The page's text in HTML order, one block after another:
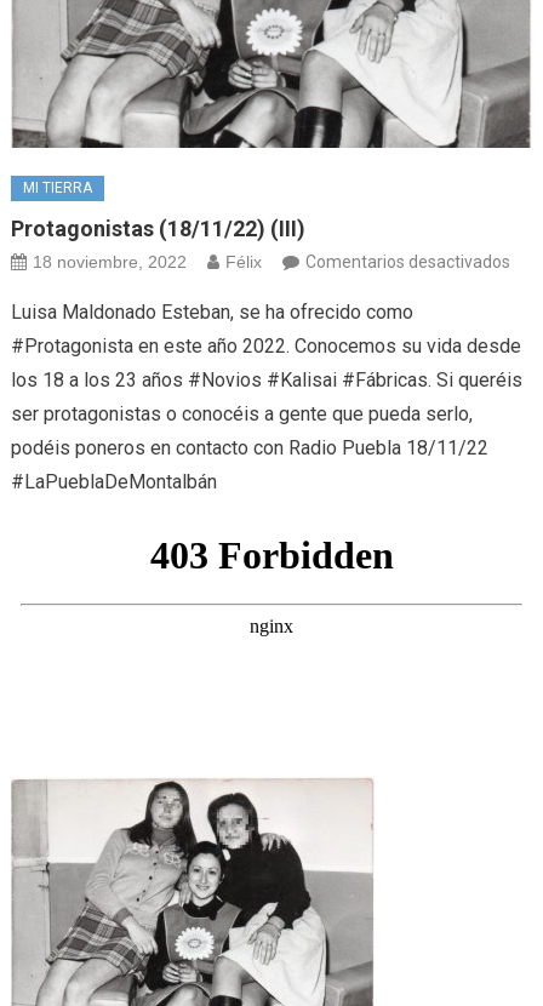
MI TIERRA
Protagonistas (18/11/22) (III)
18 noviembre, 2022 Félix Comentarios desactivadosen
(III)
Luisa Maldonado Esteban, se ha ofrecido como
#Protagonista en este año 2022. Conocemos su vida desde
los 18 a los 23 años #Novios #Kalisai #Fábricas. Si queréis
ser protagonistas o conocéis a gente que pueda serlo,
podéis poneros en contacto con Radio Puebla 18/11/22
#LaPueblaDeMontalbán